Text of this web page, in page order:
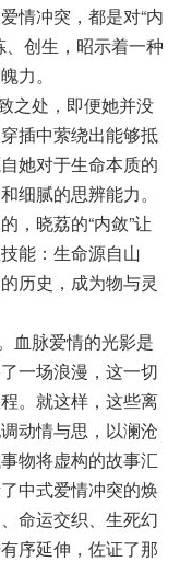
情冲突，都是对“内
创生，昭示着一种
力。
之处，即便她并没
插中萦绕出能够抵
她对于生命本质的
细腻的思辨能力。
，晓荔的“内敛”让
能：生命源自山
历史，成为物与灵
脉爱情的光影是
一场浪漫，这一切
。就这样，这些离
动情与思，以澜沧
物将虚构的故事汇
中式爱情冲突的焕
命运交织、生死幻
序延伸，佐证了那